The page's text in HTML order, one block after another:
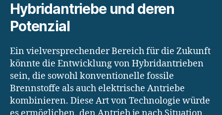
Hybridantriebe und deren
Potenzial
Ein vielversprechender Bereich für die Zukunft
könnte die Entwicklung von Hybridantrieben
sein, die sowohl konventionelle fossile
Brennstoffe als auch elektrische Antriebe
kombinieren. Diese Art von Technologie würde